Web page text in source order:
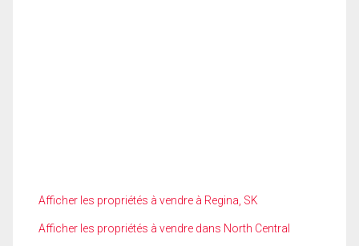
Afficher les propriétés à vendre à Regina, SK
Afficher les propriétés à vendre dans North Central